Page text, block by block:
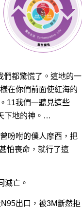
們都驚慌了。這地的一
在你們前面使紅海的
11我們一聽見這些
下地的神。…
吩咐的僕人摩西，把
怕喪命，就行了這
滅亡。
出口，被3M斷然拒